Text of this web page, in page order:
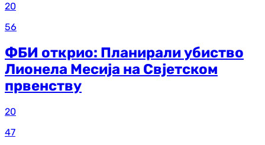
20
56
ФБИ открио: Планирали убиство
Лионела Месија на Свјетском
првенству
20
47